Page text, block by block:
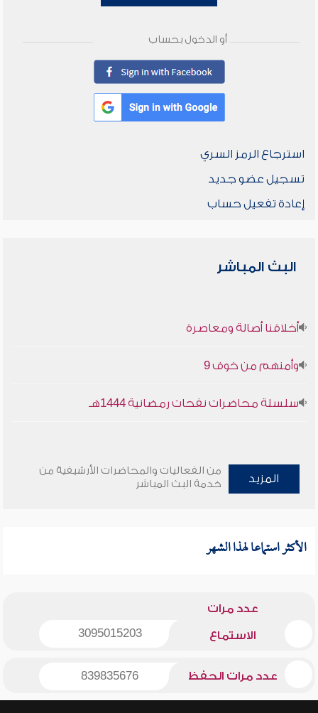
أو الدخول بحساب
استرجاع الرمز السري
تسجيل عضو جديد
إعادة تفعيل حساب
البث المباشر
أخلاقنا أصالة ومعاصرة
وأمنهم من خوف 9
سلسلة محاضرات نفحات رمضانية 1444هـ
المزيد
من الفعاليات والمحاضرات الأرشيفية من
خدمة البث المباشر
الأكثر استماعا لهذا الشهر
عدد مرات
الاستماع 3095015203
عدد مرات الحفظ 839835676